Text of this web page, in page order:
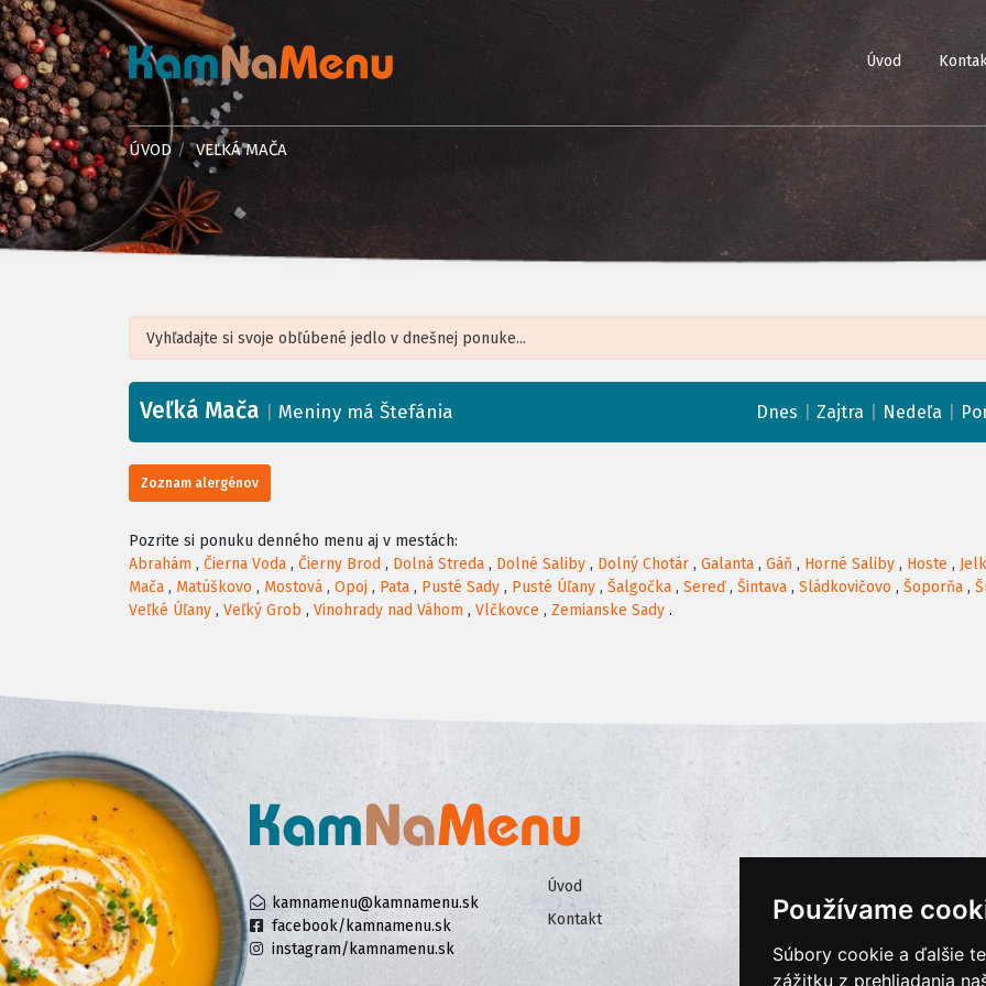
Používame
Súbory cookie a ďalšie
zážitku z prehliadania
Úvod
ÚVOD VEĽKÁ MAČA
+
−
Veľká Mača Meniny má Štefánia Dnes Zajtra Nedeľa
Zoznam alergénov
Pozrite si ponuku denného menu aj v mestách:
Abrahám , Čierna Voda , Čierny Brod , Dolná Streda , Dolné Saliby , Dolný Chotár , Galanta , Gáň , Horné Saliby , Hoste ,
Mača , Matúškovo , Mostová , Opoj , Pata , Pusté Sady , Pusté Úľany , Šalgočka , Sereď, Šintava , Sládkovičovo , Šoporňa ,
Veľké Úľany , Veľký Grob , Vinohrady nad Váhom , Vlčkovce , Zemianske Sady .
kamnamenu@kamnamenu.sk
facebook/kamnamenu.sk
instagram/kamnamenu.sk
Úvod
Kontakt
Ochrana osobných údajov
Cookies